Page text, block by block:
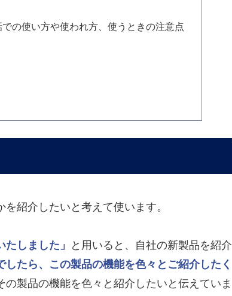
の使い方や使われ方、使うときの注意点
紹介したいと考えて使います。
しました」
と用いると、自社の新製品を紹介
したら、この製品の機能を色々とご紹介したく
製品の機能を色々と紹介したいと伝えていま